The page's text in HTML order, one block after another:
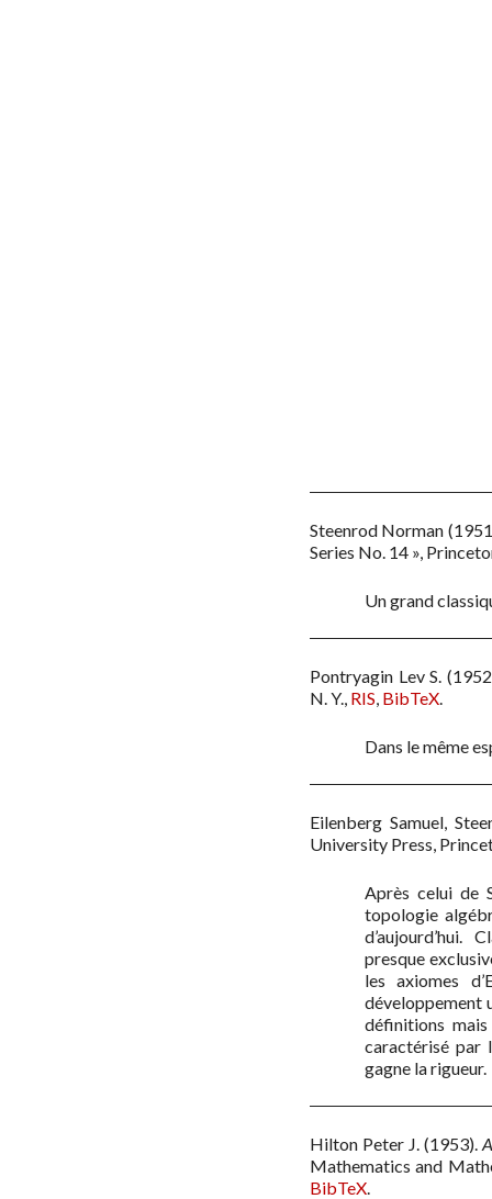
Steenrod Norman
Series No. 14 »
Un grand
Pontryagin Lev S.
N. Y. RIS BibTeX
Dans le même
Eilenberg Samuel,
University Press,
Après celui de
topologie
d’aujourd’hui.
presque
les axiomes
développement
définitions
caractérisé par
gagne la rigueur.
Hilton Peter J. (1953) .
Mathematics and
BibTeX